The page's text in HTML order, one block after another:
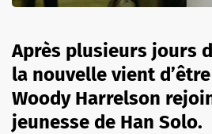
Après plusieurs jours
la nouvelle vient
Woody Harrelson
jeunesse de Han Solo.